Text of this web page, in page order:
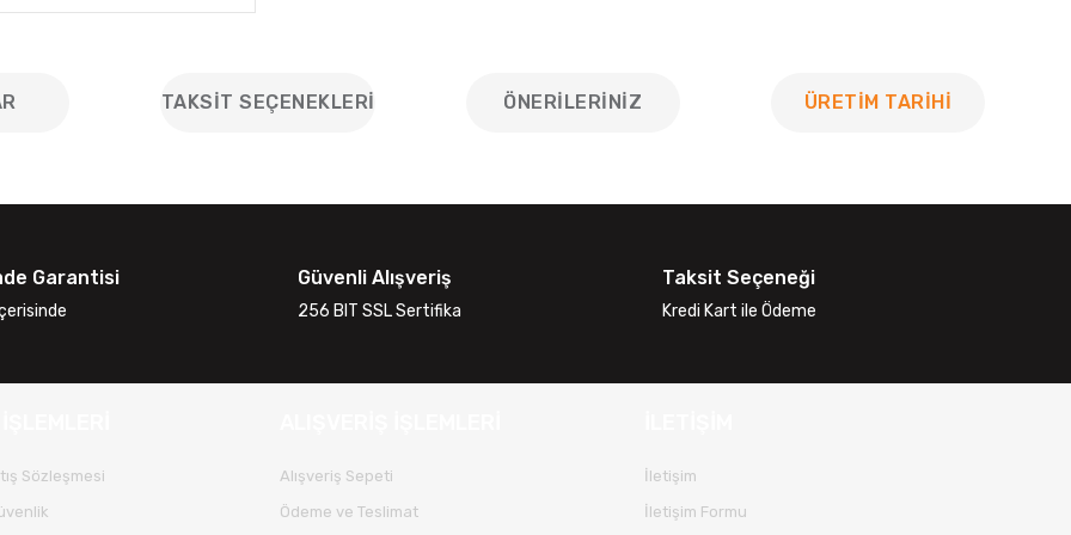
TAKSIT SEÇENEKLERI ÖNERILERINIZ ÜRETİM TARİHİ
Garantisi Güvenli Alışveriş
256 BIT SSL Sertifika
Taksit Seçeneği
Kredi Kart ile Ödeme
Sözleşmesi
Alışveriş Sepeti
Ödeme ve Teslimat
İletişim
İletişim Formu